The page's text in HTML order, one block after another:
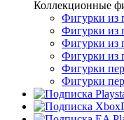
Коллекционные
Фигурки из
Фигурки из
Фигурки из
Фигурки из
Фигурки
Фигурки